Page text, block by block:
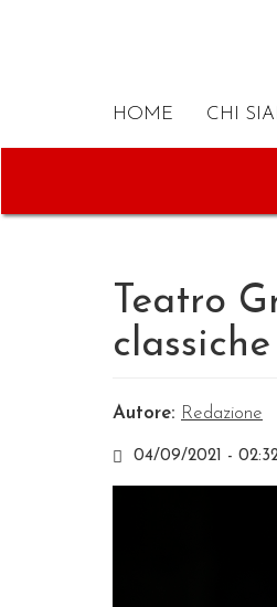
HOME CHI
Teatro
Autore: Redazione
04/09/2021 -